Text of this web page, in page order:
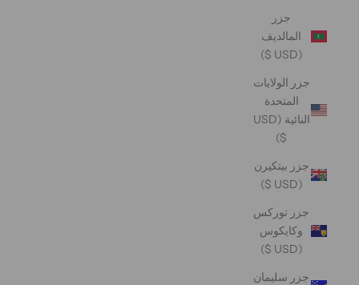
جزر
المالديف
(USD $)
جزر الولايات
المتحدة
النائية (USD
$)
جزر بيتكيرن
(USD $)
جزر توركس
وكايكوس
(USD $)
جزر سليمان